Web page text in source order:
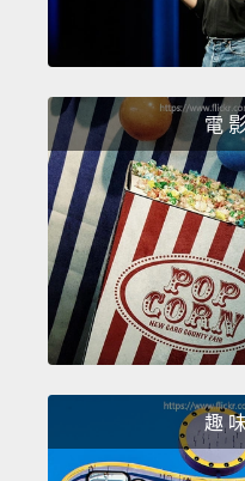
電
趣